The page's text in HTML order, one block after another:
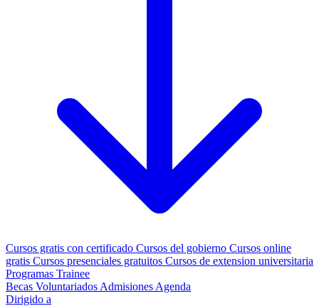
Cursos gratis con certificado Cursos del gobierno Cursos online
gratis Cursos presenciales gratuitos Cursos de extension universitaria
Programas Trainee
Becas Voluntariados Admisiones Agenda
Dirigido a